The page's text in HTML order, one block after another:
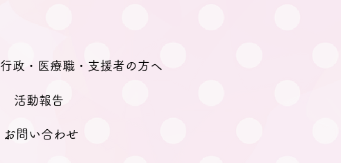
行政・医療職・支援者の方へ
活動報告
お問い合わせ